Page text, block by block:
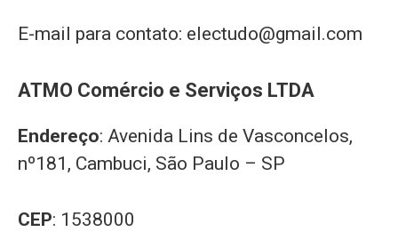
E-mail para contato: electudo@gmail.com
ATMO Comércio e Serviços LTDA
Endereço: Avenida Lins de Vasconcelos,
nº181, Cambuci, São Paulo – SP
CEP: 1538000